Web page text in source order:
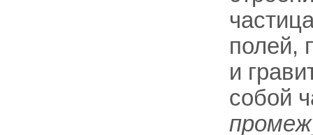
полей,
и
собой